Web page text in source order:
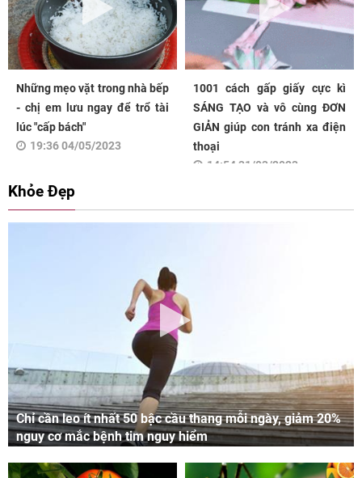
Những mẹo vặt trong nhà bếp
- chị em lưu ngay để trổ tài
lúc "cấp bách"
19:36 04/05/2023
1001 cách gấp giấy cực kì
SÁNG TẠO và vô cùng ĐƠN
GIẢN giúp con tránh xa điện
thoại
14:54 31/03/2023
Khỏe Đẹp
Chỉ cần leo ít nhất 50 bậc cầu thang mỗi ngày, giảm 20%
nguy cơ mắc bệnh tim nguy hiểm